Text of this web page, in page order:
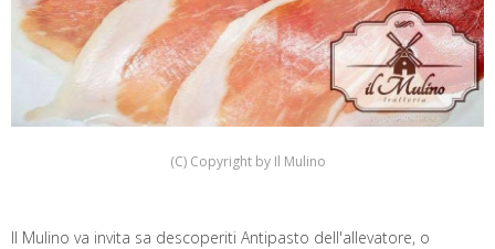
(C) Copyright by Il Mulino
Il Mulino va invita sa descoperiti Antipasto dell'allevatore, o